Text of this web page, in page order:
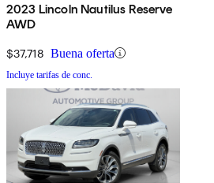
2023 Lincoln Nautilus Reserve
AWD
$37,718 Buena oferta
Incluye tarifas de conc.